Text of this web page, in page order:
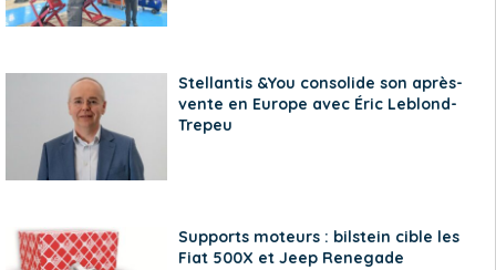
Stellantis &You consolide son après-
vente en Europe avec Éric Leblond-
Trepeu
Supports moteurs : bilstein cible les
Fiat 500X et Jeep Renegade